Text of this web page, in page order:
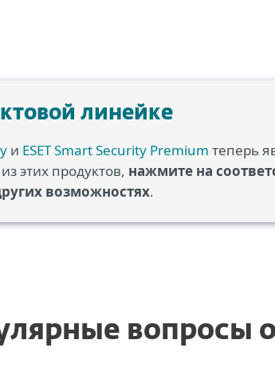
линейке
и ESET Smart Security Premium теперь
этих продуктов, нажмите на
возможностях.
вопросы